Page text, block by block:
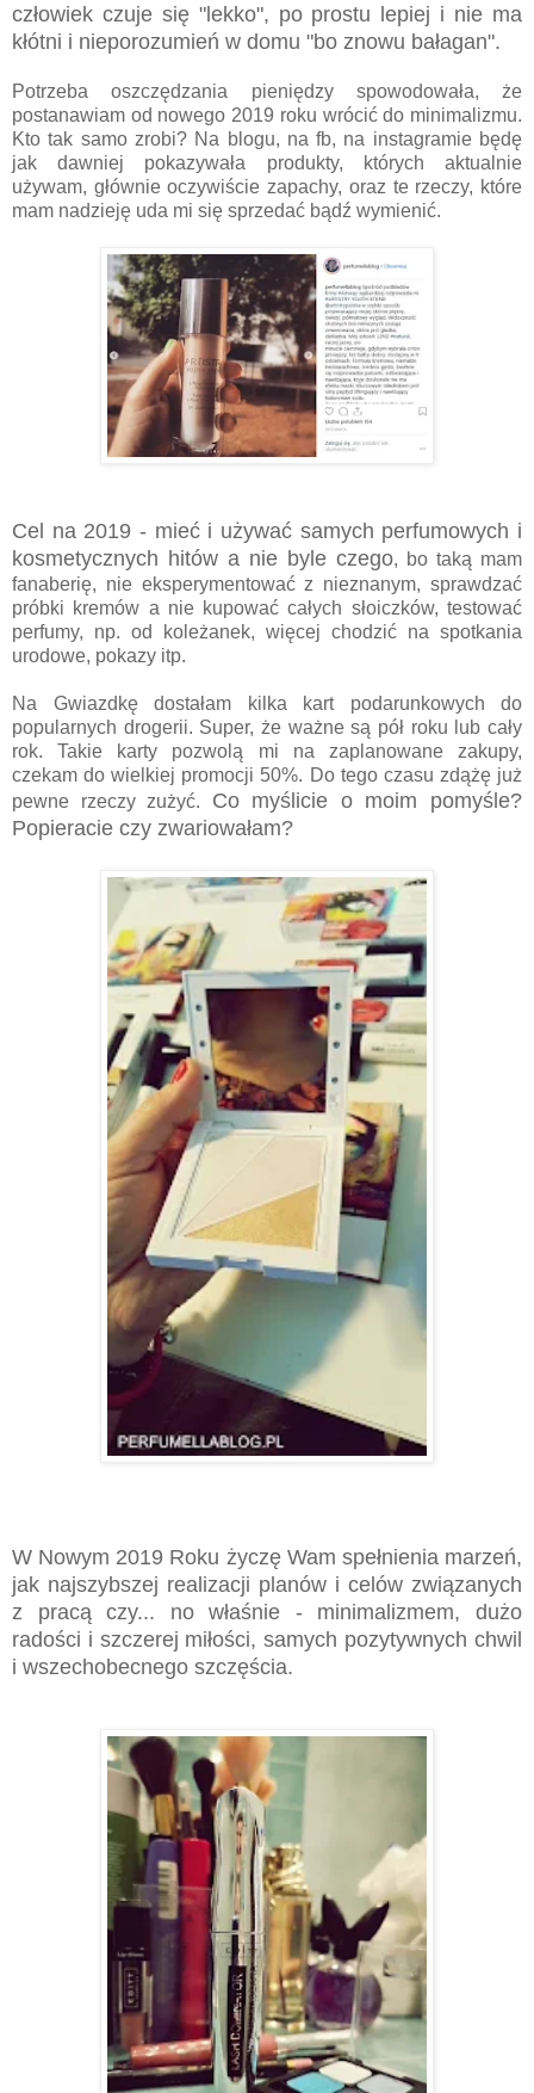
człowiek czuje się "lekko", po prostu lepiej i nie ma
kłótni i nieporozumień w domu "bo znowu bałagan".
Potrzeba oszczędzania pieniędzy spowodowała, że
postanawiam od nowego 2019 roku wrócić do minimalizmu.
Kto tak samo zrobi? Na blogu, na fb, na instagramie będę
jak dawniej pokazywała produkty, których aktualnie
używam, głównie oczywiście zapachy, oraz te rzeczy, które
mam nadzieję uda mi się sprzedać bądź wymienić.
Cel na 2019 - mieć i używać samych perfumowych i
kosmetycznych hitów a nie byle czego, bo taką mam
fanaberię, nie eksperymentować z nieznanym, sprawdzać
próbki kremów a nie kupować całych słoiczków, testować
perfumy, np. od koleżanek, więcej chodzić na spotkania
urodowe, pokazy itp.
Na Gwiazdkę dostałam kilka kart podarunkowych do
popularnych drogerii. Super, że ważne są pół roku lub cały
rok. Takie karty pozwolą mi na zaplanowane zakupy,
czekam do wielkiej promocji 50%. Do tego czasu zdążę już
pewne rzeczy zużyć. Co myślicie o moim pomyśle?
Popieracie czy zwariowałam?
W Nowym 2019 Roku życzę Wam spełnienia marzeń,
jak najszybszej realizacji planów i celów związanych
z pracą czy... no właśnie - minimalizmem, dużo
radości i szczerej miłości, samych pozytywnych chwil
i wszechobecnego szczęścia.